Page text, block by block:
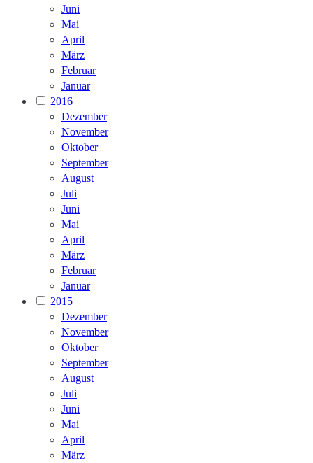
Juni
Mai
April
März
Februar
Januar
2016
Dezember
November
Oktober
September
August
Juli
Juni
Mai
April
März
Februar
Januar
2015
Dezember
November
Oktober
September
August
Juli
Juni
Mai
April
März